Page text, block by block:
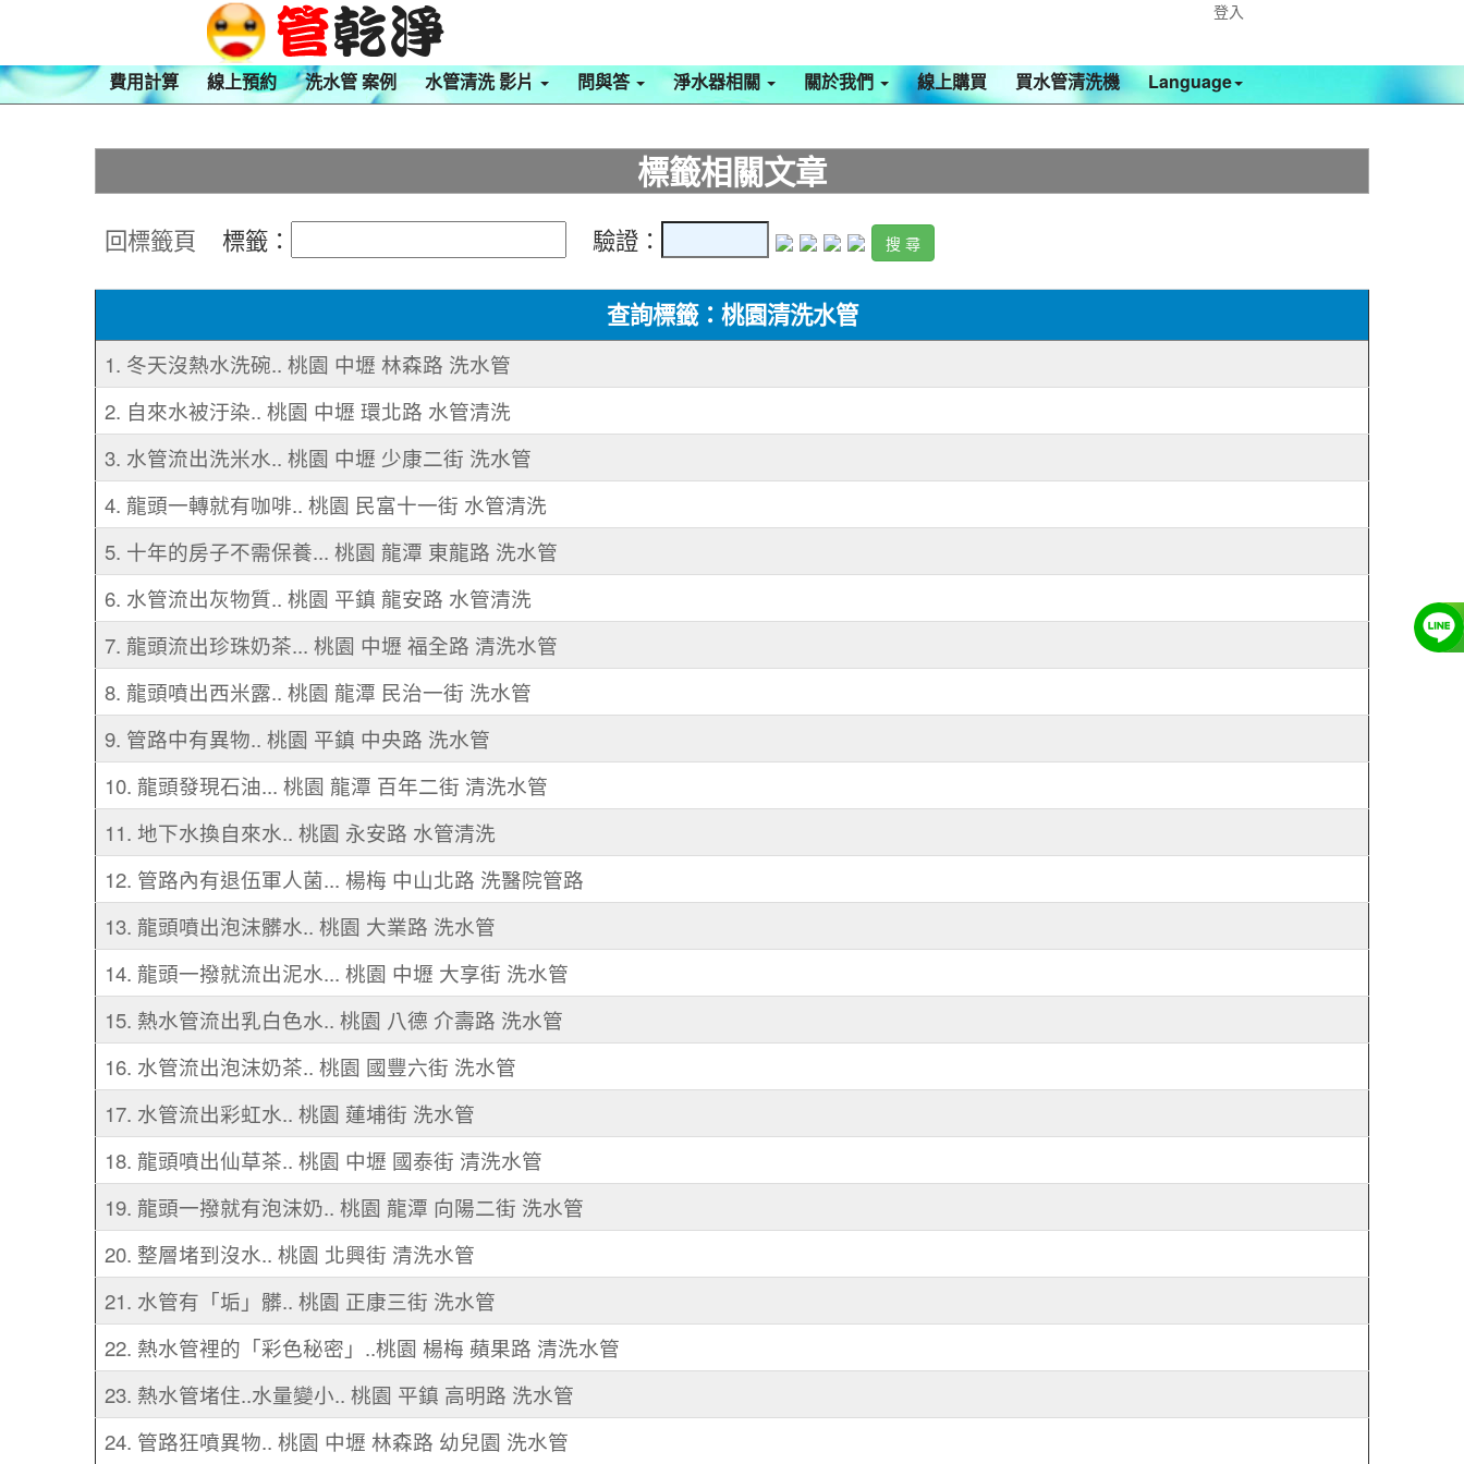
登入
費用計算 線上預約 洗水管 案例 水管清洗 影片 問與答 淨水器相關 關於我們 線上購買 買水管清洗機 Language
標籤相關文章
回標籤頁 標籤： 驗證：
查詢標籤：桃園清洗水管
1. 冬天沒熱水洗碗.. 桃園 中壢 林森路 洗水管
2. 自來水被汙染.. 桃園 中壢 環北路 水管清洗
3. 水管流出洗米水.. 桃園 中壢 少康二街 洗水管
4. 龍頭一轉就有咖啡.. 桃園 民富十一街 水管清洗
5. 十年的房子不需保養... 桃園 龍潭 東龍路 洗水管
6. 水管流出灰物質.. 桃園 平鎮 龍安路 水管清洗
7. 龍頭流出珍珠奶茶... 桃園 中壢 福全路 清洗水管
8. 龍頭噴出西米露.. 桃園 龍潭 民治一街 洗水管
9. 管路中有異物.. 桃園 平鎮 中央路 洗水管
10. 龍頭發現石油... 桃園 龍潭 百年二街 清洗水管
11. 地下水換自來水.. 桃園 永安路 水管清洗
12. 管路內有退伍軍人菌... 楊梅 中山北路 洗醫院管路
13. 龍頭噴出泡沫髒水.. 桃園 大業路 洗水管
14. 龍頭一撥就流出泥水... 桃園 中壢 大享街 洗水管
15. 熱水管流出乳白色水.. 桃園 八德 介壽路 洗水管
16. 水管流出泡沫奶茶.. 桃園 國豐六街 洗水管
17. 水管流出彩虹水.. 桃園 蓮埔街 洗水管
18. 龍頭噴出仙草茶.. 桃園 中壢 國泰街 清洗水管
19. 龍頭一撥就有泡沫奶.. 桃園 龍潭 向陽二街 洗水管
20. 整層堵到沒水.. 桃園 北興街 清洗水管
21. 水管有「垢」髒.. 桃園 正康三街 洗水管
22. 熱水管裡的「彩色秘密」..桃園 楊梅 蘋果路 清洗水管
23. 熱水管堵住..水量變小.. 桃園 平鎮 高明路 洗水管
24. 管路狂噴異物.. 桃園 中壢 林森路 幼兒園 洗水管